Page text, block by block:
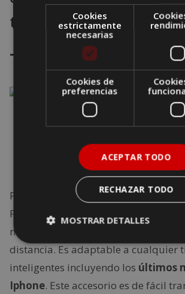
trípode
Trípodes Pemotech
Fabricados en aluminio los trípodes
Pemotech son livianos y accesibles.
mando se pueden tomar fotos hasta
distancia. Es adaptable a cualquier
inteligentes incluyendo los últimos
Iphone. Este accesorio es de fácil
Cookies
estrictamente
necesarias
Cookies de
preferencias
ACEPTAR TODO
RECHAZAR TODO
MOSTRAR DETALLES